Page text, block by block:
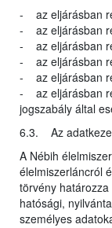
- az eljárásban
- az eljárásban
- az eljárásban
- az eljárásban
- az eljárásban
- az eljárásban
jogszabály által
6.3. Az
A Nébih
élelmiszerláncról
törvény
hatósági,
személyes